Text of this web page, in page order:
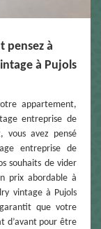
pensez à
à Pujols
appartement,
entreprise de
vous avez pensé
entreprise de
souhaits de vider
prix abordable à
vintage à Pujols
que votre
d’avant pour être